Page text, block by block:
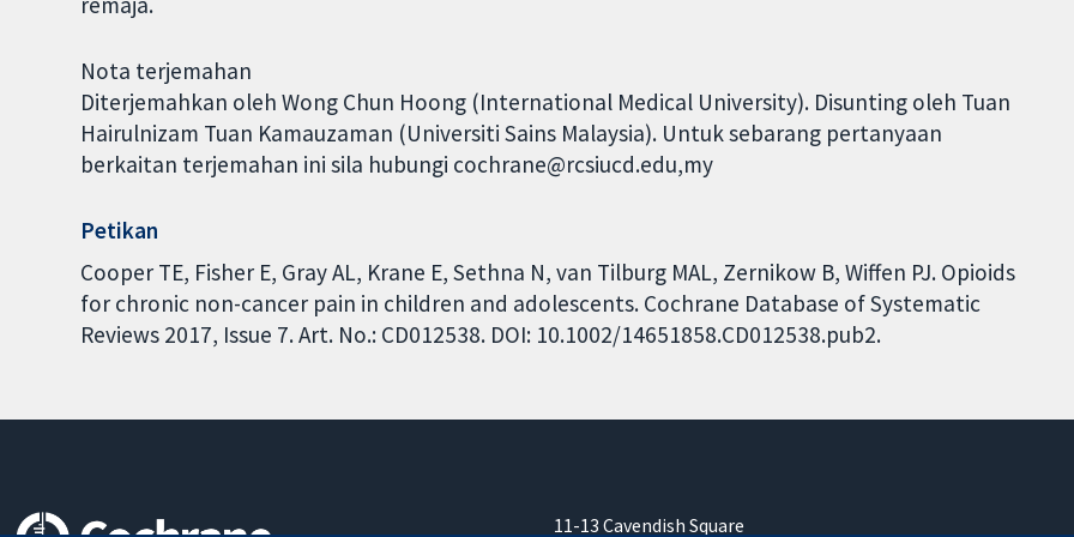
Nota terjemahan
Diterjemahkan oleh Wong Chun Hoong (International Medical University). Disunting oleh Tuan
Hairulnizam Tuan Kamauzaman (Universiti Sains Malaysia). Untuk sebarang pertanyaan
berkaitan terjemahan ini sila hubungi cochrane@rcsiucd.edu,my
Petikan
Cooper TE, Fisher E, Gray AL, Krane E, Sethna N, van Tilburg MAL, Zernikow B, Wiffen PJ. Opioids
for chronic non-cancer pain in children and adolescents. Cochrane Database of Systematic
Reviews 2017, Issue 7. Art. No.: CD012538. DOI: 10.1002/14651858.CD012538.pub2.
11-13 Cavendish Square